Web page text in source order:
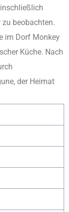
beobachten.
im Dorf Monkey
Küche. Nach
der Heimat